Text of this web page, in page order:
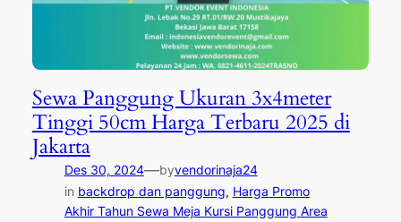
Sewa Panggung Ukuran 3x4meter
Tinggi 50cm Harga Terbaru 2025 di
Jakarta
Des 30, 2024—byvendorinaja24
in backdrop dan panggung, Harga Promo
Akhir Tahun Sewa Meja Kursi Panggung Area